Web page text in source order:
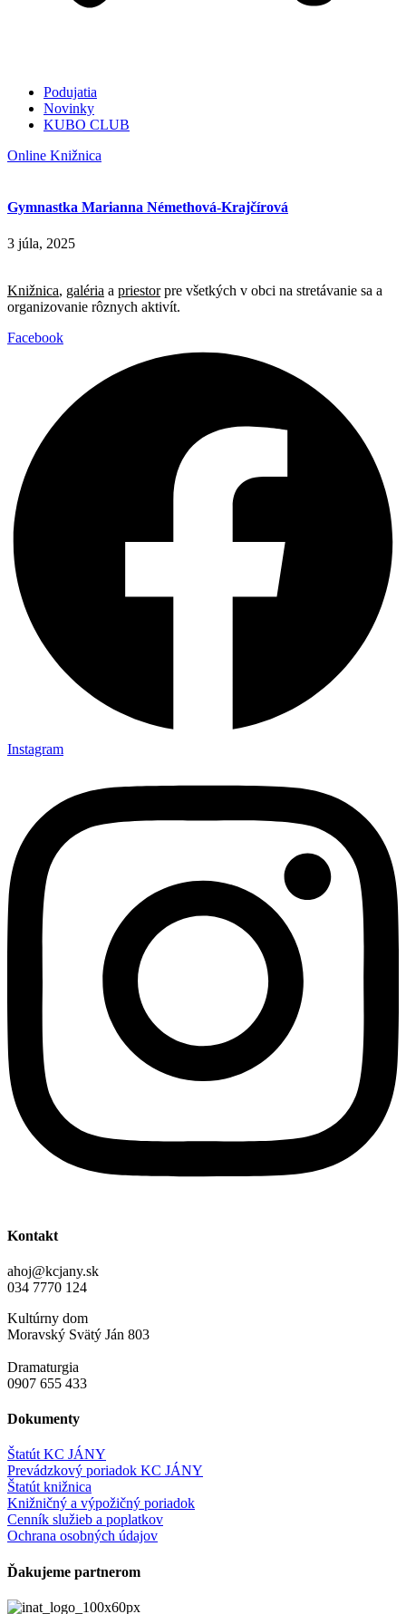
Podujatia
Novinky
KUBO CLUB
Online Knižnica
Gymnastka Marianna Némethová-Krajčírová
3 júla, 2025
Knižnica, galéria a priestorpre všetkých v obci na stretávanie sa a
organizovanie rôznych aktivít.
Facebook
Instagram
Kontakt
ahoj@kcjany.sk
034 7770 124
Kultúrny dom
Moravský Svätý Ján 803
Dramaturgia
0907 655 433
Dokumenty
Štatút KC JÁNY
Prevádzkový poriadok KC JÁNY
Štatút knižnica
Knižničný a výpožičný poriadok
Cenník služieb a poplatkov
Ochrana osobných údajov
Ďakujeme partnerom